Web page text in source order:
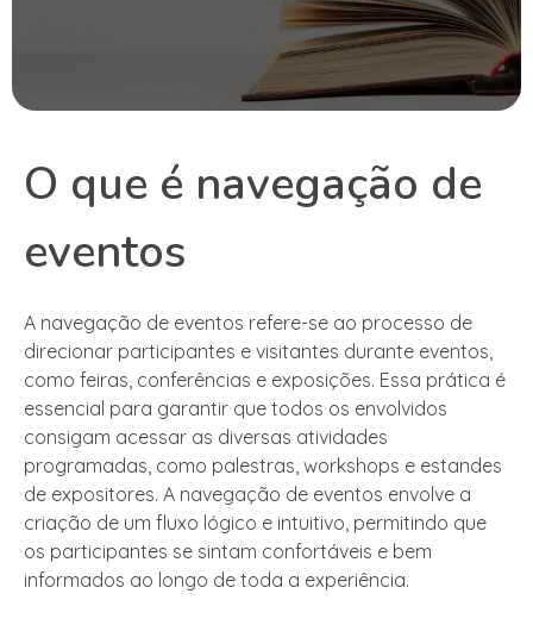
O que é navegação de
eventos
A navegação de eventos refere-se ao processo de
direcionar participantes e visitantes durante eventos,
como feiras, conferências e exposições. Essa prática é
essencial para garantir que todos os envolvidos
consigam acessar as diversas atividades
programadas, como palestras, workshops e estandes
de expositores. A navegação de eventos envolve a
criação de um fluxo lógico e intuitivo, permitindo que
os participantes se sintam confortáveis e bem
informados ao longo de toda a experiência.